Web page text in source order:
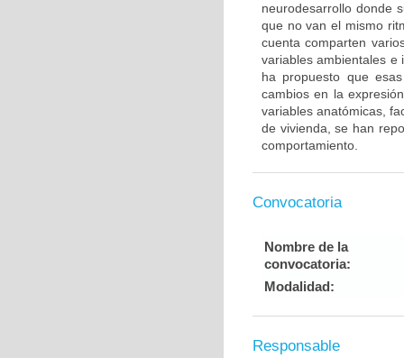
neurodesarrollo donde
que no van el mismo
cuenta comparten
variables ambientales e
ha propuesto que
cambios en la
variables anatómicas,
de vivienda, se han
comportamiento.
Convocatoria
Nombre de la
convocatoria:
Modalidad:
Responsable